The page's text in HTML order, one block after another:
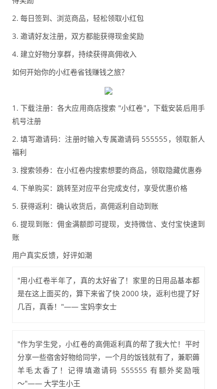
2. 每日签到、浏览商品，轻松领取小红包
3. 邀请好友注册，双方都能获得现金奖励
4. 建立好物分享群，持续获得高佣收入
如何开始你的小红卷省钱赚钱之旅？
1. 下载注册：各大应用商店搜索 "小红卷"，下载安装后用手
机号注册
2. 填写邀请码：注册时输入专属邀请码 555555，领取新人
福利
3. 搜索领券：在小红卷内搜索想要的商品，领取隐藏优惠券
4. 下单购买：跳转至对应平台完成支付，享受优惠价格
5. 获得返利：确认收货后，高佣返利自动到账
6. 提现到账：佣金满额即可提现，支持微信、支付宝快速到
账
用户真实反馈，好评如潮
"用小红卷半年了，真的太好省了！家里的日用品基本都
是在这上面买的，算下来省了快 2000 块，返利也提了好
几百，真香！"—— 宝妈李女士
"作为学生党，小红卷的高佣返利真的帮了我大忙！平时
分享一些宿舍好物给同学，一个月的饭钱就有了，兼职薅
羊毛太香了！记得填邀请码 555555 有额外奖励哦
～"—— 大学生小王